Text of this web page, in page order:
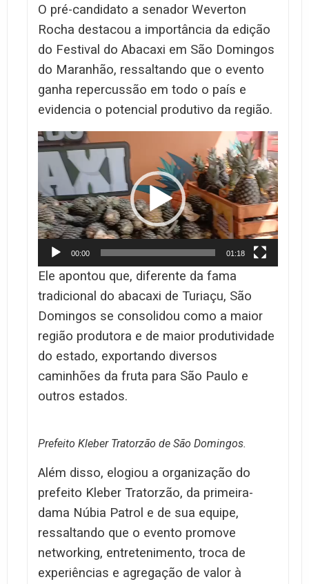
O pré-candidato a senador Weverton
Rocha destacou a importância da edição
do Festival do Abacaxi em São Domingos
do Maranhão, ressaltando que o evento
ganha repercussão em todo o país e
evidencia o potencial produtivo da região.
Tocador
de
vídeo
00:00 01:18
Ele apontou que, diferente da fama
tradicional do abacaxi de Turiaçu, São
Domingos se consolidou como a maior
região produtora e de maior produtividade
do estado, exportando diversos
caminhões da fruta para São Paulo e
outros estados.
Prefeito Kleber Tratorzão de São Domingos.
Além disso, elogiou a organização do
prefeito Kleber Tratorzão, da primeira-
dama Núbia Patrol e de sua equipe,
ressaltando que o evento promove
networking, entretenimento, troca de
experiências e agregação de valor à